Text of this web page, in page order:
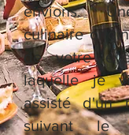
envions.
culinaire
de votre
laquelle je
assisté d'un
suivant le